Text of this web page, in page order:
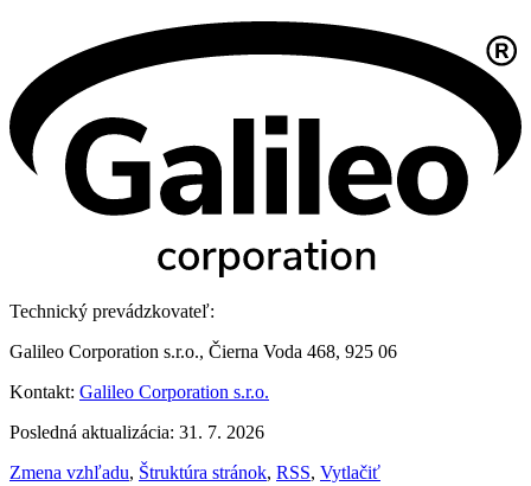
Technický prevádzkovateľ:
Galileo Corporation s.r.o., Čierna Voda 468, 925 06
Kontakt: Galileo Corporation s.r.o.
Posledná aktualizácia: 31. 7. 2026
Zmena vzhľadu, Štruktúra stránok, RSS, Vytlačiť